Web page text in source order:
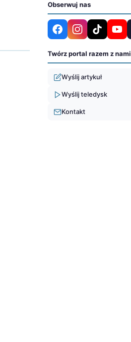
Obserwuj nas
Twórz portal razem z nami
Wyślij artykuł
Wyślij teledysk
Kontakt